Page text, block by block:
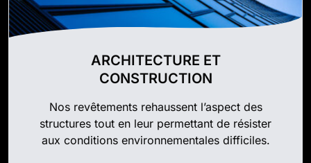
ARCHITECTURE ET
CONSTRUCTION
Nos revêtements rehaussent l’aspect des
structures tout en leur permettant de résister
aux conditions environnementales difficiles.